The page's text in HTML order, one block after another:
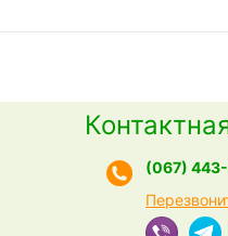
(067)